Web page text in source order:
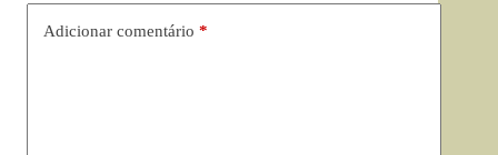
Adicionar comentário *